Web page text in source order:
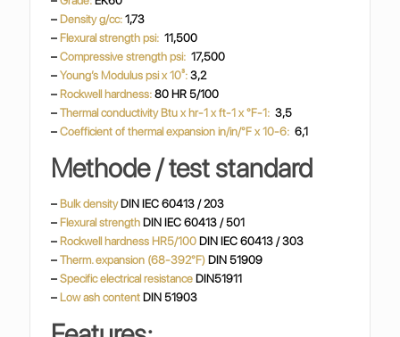
– Density g/cc:1,73
– Flexural strength psi:11,500
– Compressive strength psi:17,500
– Young’s Modulus psi x 10³:3,2
– Rockwell hardness:80 HR 5/100
–Thermal conductivityBtu x hr-1 x ft-1 x °F-1:3,5
– Coefficient of thermal expansion in/in/°F x 10-6:6,1
Methode / test standard
– Bulk density DIN IEC 60413 / 203
– Flexural strength DIN IEC 60413 / 501
– Rockwell hardness HR5/100 DIN IEC 60413 / 303
–Therm. expansion (68-392°F) DIN 51909
–Specific electrical resistance DIN51911
– Low ash content DIN 51903